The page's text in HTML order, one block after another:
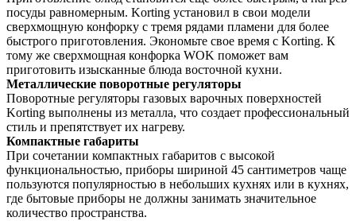
посуды равномерным. Korting установил в свои модели
сверхмощную конфорку с тремя рядами пламени для более
быстрого приготовления. Экономьте свое время с Korting. К
тому же сверхмощная конфорка WOK поможет вам
приготовить изысканные блюда восточной кухни.
Металлические поворотные регуляторы
Поворотные регуляторы газовых варочных поверхностей
Korting выполнены из металла, что создает профессиональный
стиль и препятствует их нагреву.
Компактные габариты
При сочетании компактных габаритов с высокой
функциональностью, приборы шириной 45 сантиметров чаще
пользуются популярностью в небольших кухнях или в кухнях,
где бытовые приборы не должны занимать значительное
количество пространства.